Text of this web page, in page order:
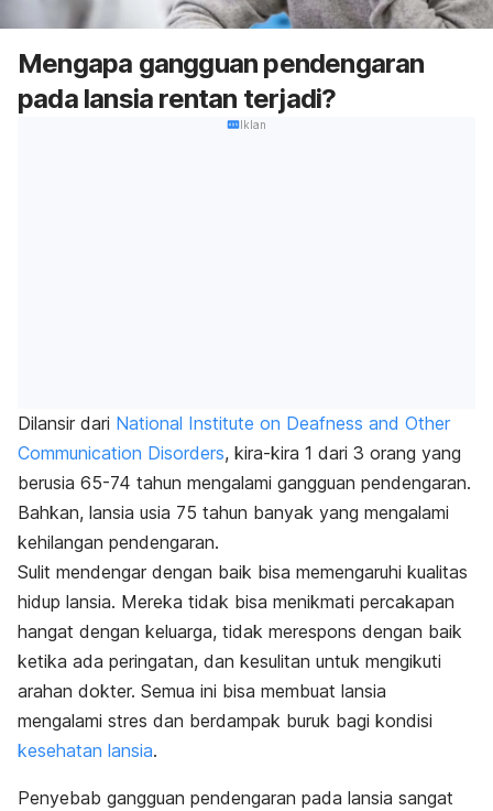
Mengapa gangguan pendengaran
pada lansia rentan terjadi?
Iklan
Dilansir dari National Institute on Deafness and Other
Communication Disorders, kira-kira 1 dari 3 orang yang
berusia 65-74 tahun mengalami gangguan pendengaran.
Bahkan, lansia usia 75 tahun banyak yang mengalami
kehilangan pendengaran.
Sulit mendengar dengan baik bisa memengaruhi kualitas
hidup lansia. Mereka tidak bisa menikmati percakapan
hangat dengan keluarga, tidak merespons dengan baik
ketika ada peringatan, dan kesulitan untuk mengikuti
arahan dokter. Semua ini bisa membuat lansia
mengalami stres dan berdampak buruk bagi kondisi
kesehatan lansia.
Penyebab gangguan pendengaran pada lansia sangat